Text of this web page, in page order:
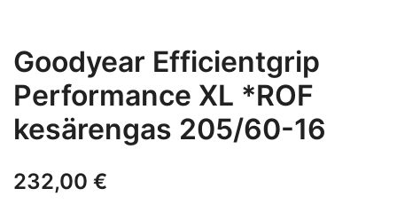
Goodyear Efficientgrip
Performance XL *ROF
kesärengas 205/60-16
232,00 €